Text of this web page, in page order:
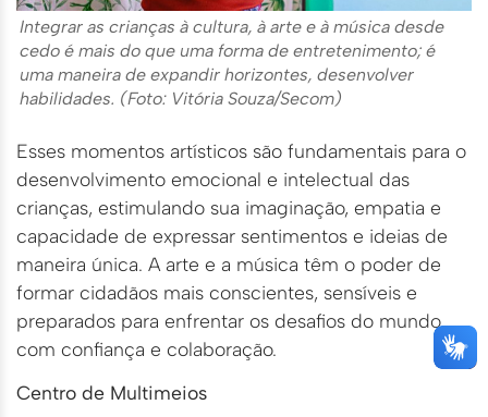
Integrar as crianças à cultura, à arte e à música desde
cedo é mais do que uma forma de entretenimento; é
uma maneira de expandir horizontes, desenvolver
habilidades. (Foto: Vitória Souza/Secom)
Esses momentos artísticos são fundamentais para o
desenvolvimento emocional e intelectual das
crianças, estimulando sua imaginação, empatia e
capacidade de expressar sentimentos e ideias de
maneira única. A arte e a música têm o poder de
formar cidadãos mais conscientes, sensíveis e
preparados para enfrentar os desafios do mundo
com confiança e colaboração.
Centro de Multimeios